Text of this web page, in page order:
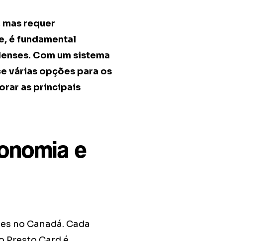
requer
é fundamental
Com um sistema
várias opções para os
as principais
e
no Canadá. Cada